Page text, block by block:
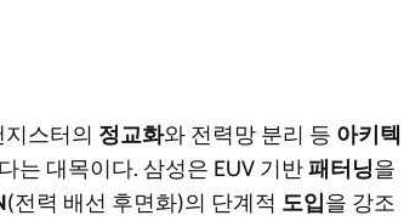
스터의 정교화와 전력망 분리 등 아키텍
는 대목이다. 삼성은 EUV 기반패터닝을
(전력 배선 후면화)의 단계적 도입을 강조